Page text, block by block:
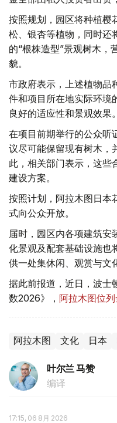
按照规划，园区将种植樱
松、银杏等植物，同时还
的“根株造型”景观树木，
貌。
市政府表示，上述植物品
件和项目所在地实际环境
良好的适应性和景观效果。
在项目前期举行的公众听
议尽可能保留现有树木，
此，相关部门表示，这些
建设方案。
按照计划，阿拉木图日本
式向公众开放。
届时，园区内各项建筑安
化景观及配套基础设施也
供一处集休闲、观赏与文
据此前报道，近日，波士
数2026》， 阿拉木图位
阿拉木图 文化 日本
叶尔兰 马赞
编译
17:15, 06 8月 2026